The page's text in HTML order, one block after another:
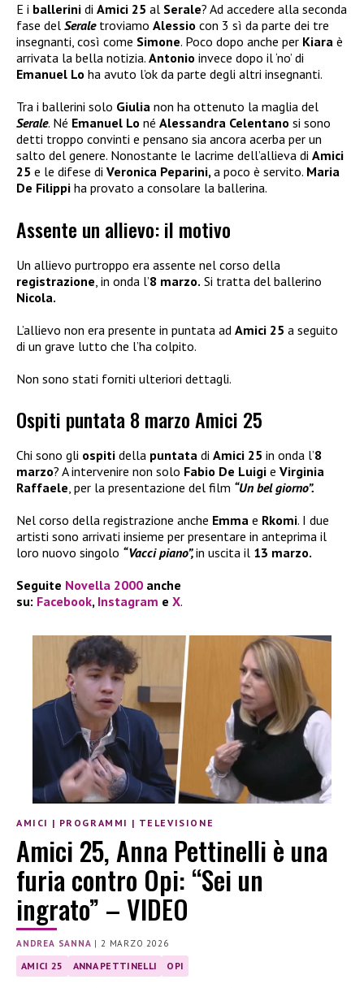
E i ballerini di Amici 25 al Serale? Ad accedere alla seconda
fase del Seraletroviamo Alessio con 3 sì da parte dei tre
insegnanti, così come Simone. Poco dopo anche per Kiara è
arrivata la bella notizia. Antonio invece dopo il ‘no’ di
Emanuel Lo ha avuto l’ok da parte degli altri insegnanti.
Tra i ballerini solo Giulia non ha ottenuto la maglia del
Serale. Né Emanuel Lo né Alessandra Celentano si sono
detti troppo convinti e pensano sia ancora acerba per un
salto del genere. Nonostante le lacrime dell’allieva di Amici
25 e le difese di Veronica Peparini,a poco è servito. Maria
De Filippi ha provato a consolare la ballerina.
Assente un allievo: il motivo
Un allievo purtroppo era assente nel corso della
registrazione , in onda l’8 marzo. Si tratta del ballerino
Nicola.
L’allievo non era presente in puntata ad Amici 25 a seguito
di un grave lutto che l’ha colpito.
Non sono stati forniti ulteriori dettagli.
Ospiti puntata 8 marzo Amici 25
Chi sono gli ospiti della puntata di Amici 25 in onda l’8
marzo? A intervenire non solo Fabio De Luigi e Virginia
Raffaele , per la presentazione del film “Un bel giorno”.
Nel corso della registrazione anche Emma e Rkomi. I due
artisti sono arrivati insieme per presentare in anteprima il
loro nuovo singolo “Vacci piano”,in uscita il 13 marzo.
Seguite Novella 2000 anche
su: Facebook, Instagram e X.
AMICI | PROGRAMMI | TELEVISIONE
Amici 25, Anna Pettinelli è una
furia contro Opi: “Sei un
ingrato” – VIDEO
ANDREA SANNA |2 MARZO 2026
AMICI 25 ANNA PETTINELLI OPI